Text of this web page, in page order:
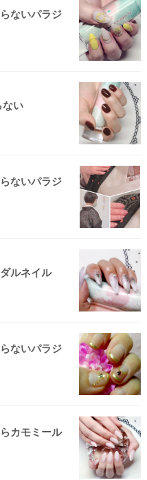
ないパラジ
ない
ないパラジ
ルネイル
ないパラジ
カモミール